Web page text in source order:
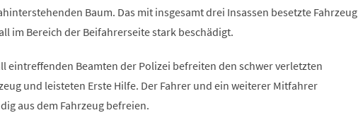
Baum. Das mit insgesamt drei Insassen besetzte Fahrzeug
im Bereich der Beifahrerseite stark beschädigt.
eintreffenden Beamten der Polizei befreiten den schwer verletzten
und leisteten Erste Hilfe. Der Fahrer und ein weiterer Mitfahrer
aus dem Fahrzeug befreien.